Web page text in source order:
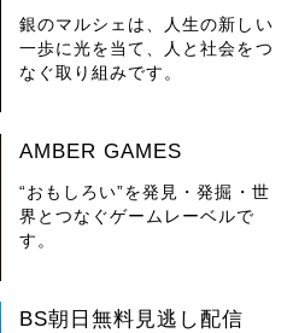
銀のマルシェは、人生の新しい
一歩に光を当て、人と社会をつ
なぐ取り組みです。
AMBER GAMES
“おもしろい”を発見・発掘・世
界とつなぐゲームレーベルで
す。
BS朝日無料見逃し配信